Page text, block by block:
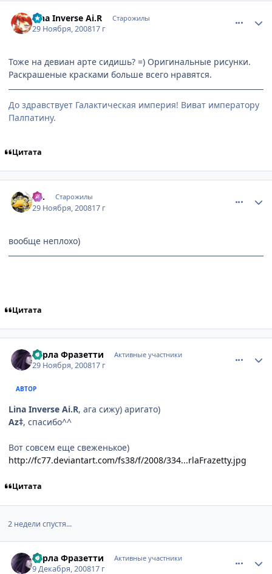
Lina Inverse Ai.R Старожилы
29 Ноября, 200817 г
Тоже на девиан арте сидишь? =) Оригинальные рисунки.
Раскрашеные красками больше всего нравятся.
До здравствует Галактическая империя! Виват императору
Палпатину.
Цитата
Az. Старожилы
29 Ноября, 200817 г
вообще неплохо)
Цитата
Карла Фразетти Активные участники
29 Ноября, 200817 г
АВТОР
Lina Inverse Ai.R, ага сижу) аригато)
Az‡, спасибо^^
Вот совсем еще свеженькое)
http://fc77.deviantart.com/fs38/f/2008/334...rlaFrazetty.jpg
Цитата
2 недели спустя...
Карла Фразетти Активные участники
9 Декабря, 200817 г